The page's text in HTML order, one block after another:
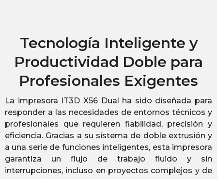
Tecnología Inteligente y
Productividad Doble para
Profesionales Exigentes
La impresora IT3D X56 Dual ha sido diseñada para
responder a las necesidades de entornos técnicos y
profesionales que requieren fiabilidad, precisión y
eficiencia. Gracias a su sistema de doble extrusión y
a una serie de funciones inteligentes, esta impresora
garantiza un flujo de trabajo fluido y sin
interrupciones, incluso en proyectos complejos y de